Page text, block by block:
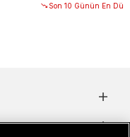
Son 10 Günün En